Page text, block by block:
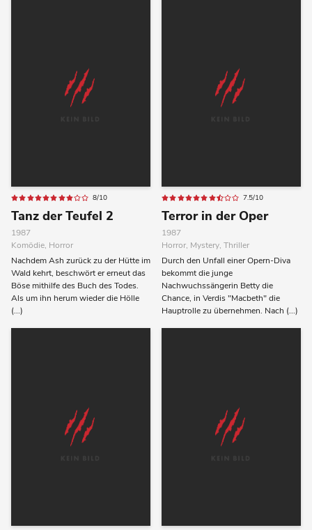
8/10
Tanz der Teufel 2
1987
Komödie, Horror
Nachdem Ash zurück zu der Hütte im
Wald kehrt, beschwört er erneut das
Böse mithilfe des Buch des Todes.
Als um ihn herum wieder die Hölle
(...)
7.5/10
Terror in der Oper
1987
Horror, Mystery, Thriller
Durch den Unfall einer Opern-Diva
bekommt die junge
Nachwuchssängerin Betty die
Chance, in Verdis "Macbeth" die
Hauptrolle zu übernehmen. Nach (...)